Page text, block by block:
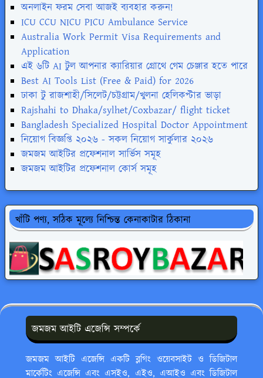
অনলাইন ফরম সেবা আজই ব্যবহার করুন!
ICU CCU NICU PICU Ambulance Service
Australia Work Permit Visa Requirements and
Application
এই ৬টি AI টুল আপনার ক্যারিয়ার গ্রোথে গেম চেঞ্জার হতে পারে
Best AI Tools List (Free & Paid) for 2026
ঢাকা টু রাজশাহী/সিলেট/চট্টগ্রাম/খুলনা হেলিকপ্টার ভাড়া
Rajshahi to Dhaka/sylhet/Coxbazar/ flight ticket
Bangladesh Specialized Hospital Doctor Appointment
নিয়োগ বিজ্ঞপ্তি ২০২৬ - সকল নিয়োগ সার্কুলার ২০২৬
জমজম আইটির প্রফেশনাল সার্ভিস সমূহ
জমজম আইটির প্রফেশনাল কোর্স সমূহ
খাঁটি পণ্য, সঠিক মূল্যে নিশ্চিন্ত কেনাকাটার ঠিকানা
জমজম আইটি এজেন্সি সম্পর্কে
জমজম আইটি এজেন্সি একটি ব্লগিং ওয়েবসাইট ও ডিজিটাল
মার্কেটিং এজেন্সি এবং এসইও, এইও, এআইও এবং ডিজিটাল